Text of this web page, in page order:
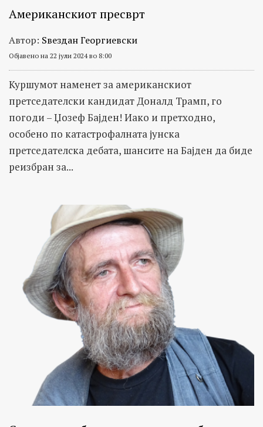
Американскиот пресврт
Автор: Ѕвездан Георгиевски
Објавено на 22 јули 2024 во 8:00
Куршумот наменет за американскиот
претседателски кандидат Доналд Трамп, го
погоди – Џозеф Бајден! Иако и претходно,
особено по катастрофалната јунска
претседателска дебата, шансите на Бајден да биде
реизбран за...